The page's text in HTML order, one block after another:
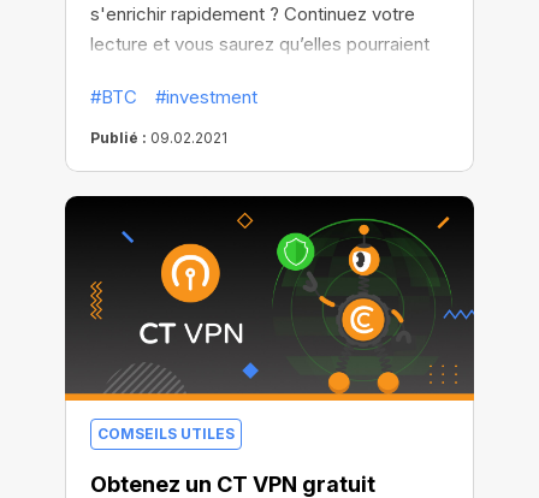
s'enrichir rapidement ? Continuez votre
lecture et vous saurez qu’elles pourraient
#BTC
#investment
Publié : 09.02.2021
COMSEILS UTILES
Obtenez un CT VPN gratuit